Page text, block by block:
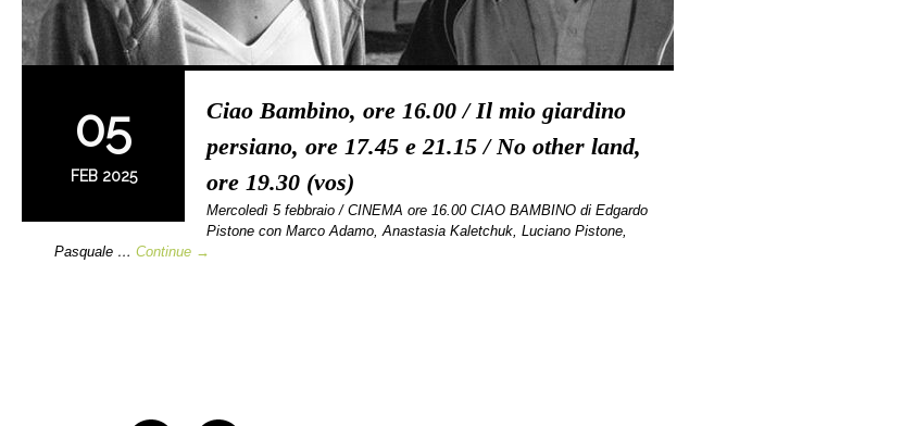
05
FEB 2025
Ciao Bambino, ore 16.00 / Il mio giardino
persiano, ore 17.45 e 21.15 / No other land,
ore 19.30 (vos)
Mercoledì 5 febbraio / CINEMA ore 16.00 CIAO BAMBINO di Edgardo
Pistone con Marco Adamo, Anastasia Kaletchuk, Luciano Pistone,
Pasquale … Continue →